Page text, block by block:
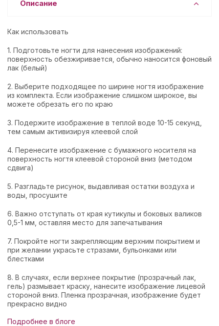
Описание
Как использовать
1. Подготовьте ногти для нанесения изображений:
поверхность обезжиривается, обычно наносится фоновый
лак (белый)
2. Выберите подходящее по ширине ногтя изображение
из комплекта. Если изображение слишком широкое, вы
можете обрезать его по краю
3. Подержите изображение в теплой воде 10-15 секунд,
тем самым активизируя клеевой слой
4. Перенесите изображение с бумажного носителя на
поверхность ногтя клеевой стороной вниз (методом
сдвига)
5. Разгладьте рисунок, выдавливая остатки воздуха и
воды, просушите
6. Важно отступать от края кутикулы и боковых валиков
0,5-1 мм, оставляя место для запечатывания
7. Покройте ногти закрепляющим верхним покрытием и
при желании украсьте стразами, бульонками или
блестками
8. В случаях, если верхнее покрытие (прозрачный лак,
гель) размывает краску, нанесите изображение лицевой
стороной вниз. Пленка прозрачная, изображение будет
прекрасно видно
Подробнее в блоге